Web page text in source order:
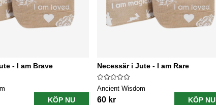
- I am Brave
KÖP NU
Necessär i Jute - I am Rare
Ancient Wisdom
60 kr KÖP NU